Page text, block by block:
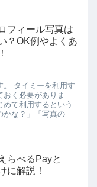
フィール写真は
？OK例やよくあ
。 タイミーを利用す
く必要がありま
て利用するという
かな？」「写真の
らべるPayと
に解説！